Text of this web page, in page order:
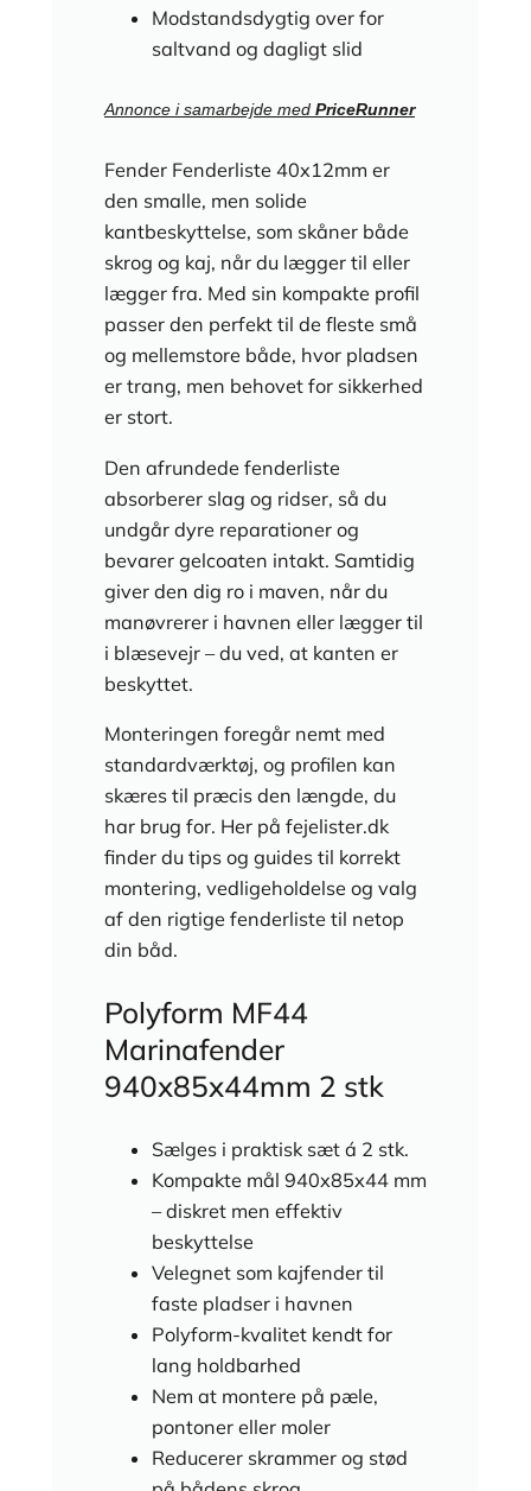
Modstandsdygtig over for
saltvand og dagligt slid
Annonce i samarbejde med PriceRunner
Fender Fenderliste 40x12mm er
den smalle, men solide
kantbeskyttelse, som skåner både
skrog og kaj, når du lægger til eller
lægger fra. Med sin kompakte profil
passer den perfekt til de fleste små
og mellemstore både, hvor pladsen
er trang, men behovet for sikkerhed
er stort.
Den afrundede fenderliste
absorberer slag og ridser, så du
undgår dyre reparationer og
bevarer gelcoaten intakt. Samtidig
giver den dig ro i maven, når du
manøvrerer i havnen eller lægger til
i blæsevejr – du ved, at kanten er
beskyttet.
Monteringen foregår nemt med
standardværktøj, og profilen kan
skæres til præcis den længde, du
har brug for. Her på fejelister.dk
finder du tips og guides til korrekt
montering, vedligeholdelse og valg
af den rigtige fenderliste til netop
din båd.
Polyform MF44
Marinafender
940x85x44mm 2 stk
Sælges i praktisk sæt á 2 stk.
Kompakte mål 940x85x44 mm
– diskret men effektiv
beskyttelse
Velegnet som kajfender til
faste pladser i havnen
Polyform-kvalitet kendt for
lang holdbarhed
Nem at montere på pæle,
pontoner eller moler
Reducerer skrammer og stød